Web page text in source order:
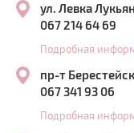
ул. Левка
067 214 64 69
Подробная
пр-т
067 341 93 06
Подробная